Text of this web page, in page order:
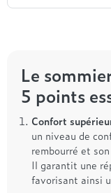
Le
5 points
Confort
un niveau de
rembourré et
Il garantit une
favorisant ainsi